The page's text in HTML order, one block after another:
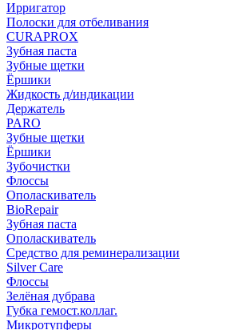
Ирригатор
Полоски для отбеливания
CURAPROX
Зубная паста
Зубные щетки
Ёршики
Жидкость д/индикации
Держатель
PARO
Зубные щетки
Ёршики
Зубочистки
Флоссы
Ополаскиватель
BioRepair
Зубная паста
Ополаскиватель
Средство для реминерализации
Silver Care
Флоссы
Зелёная дубрава
Губка гемост.коллаг.
Микротупферы